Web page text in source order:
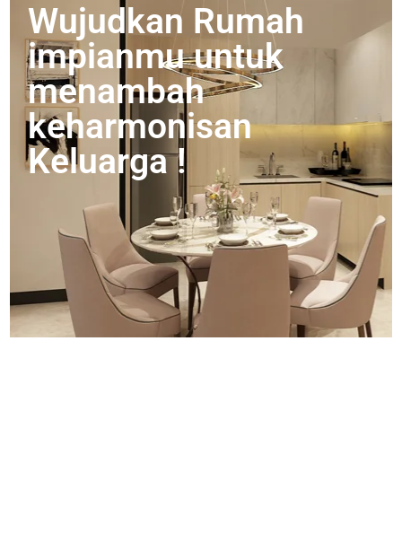
Wujudkan Rumah
impianmu untuk
menambah
keharmonisan
Keluarga !